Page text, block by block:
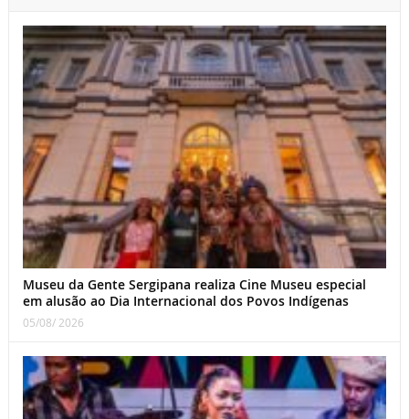
Museu da Gente Sergipana realiza Cine Museu especial
em alusão ao Dia Internacional dos Povos Indígenas
05/08/ 2026